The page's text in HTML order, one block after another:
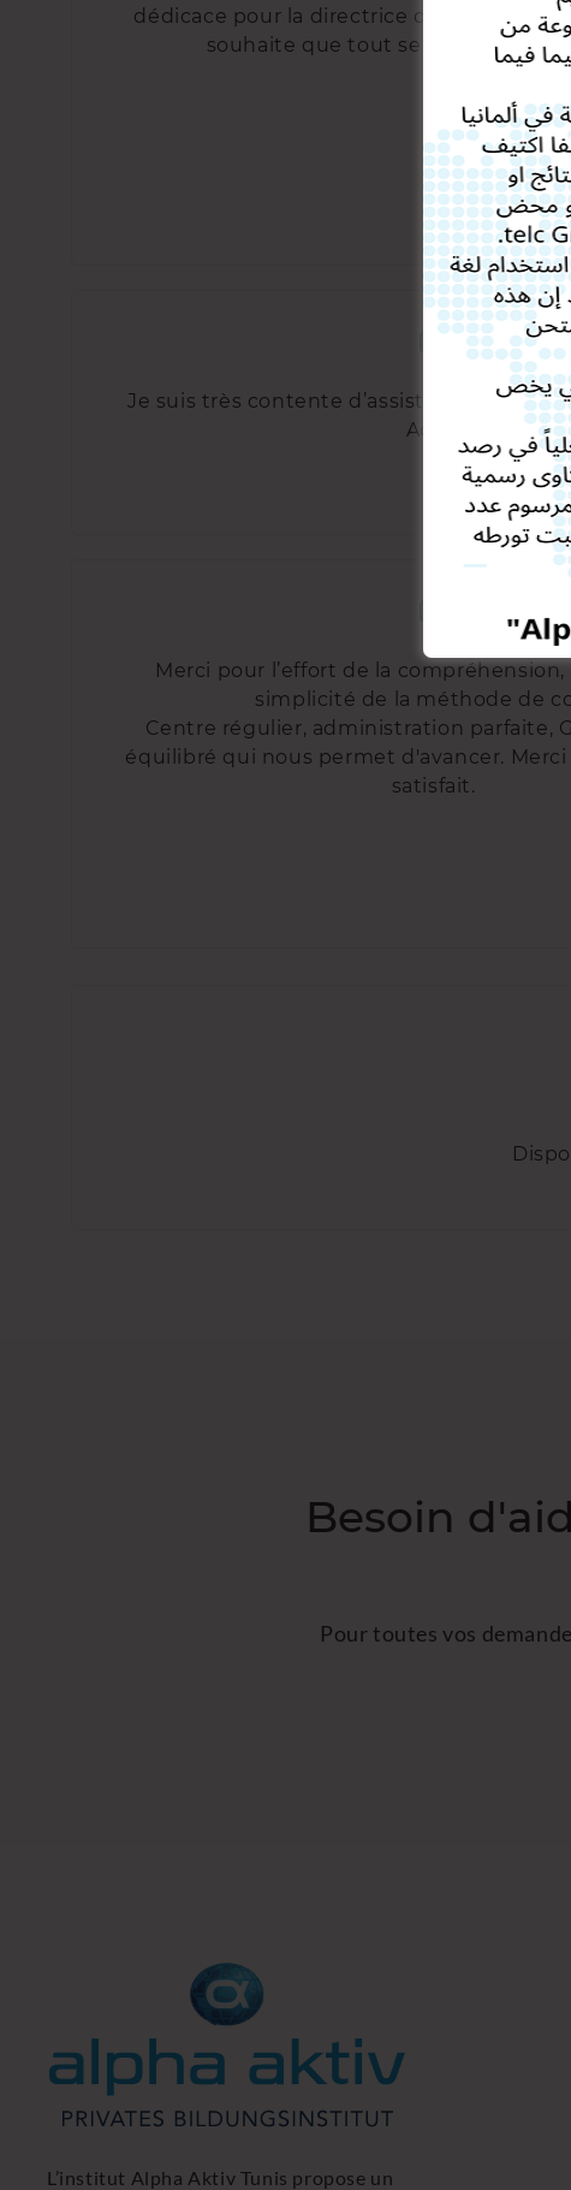
dédicace pour la directrice qui nous
souhaite que tout se passe bien
Je suis très contente d’assister au cours
Activ.
Merci pour l’effort de la
simplicité de la méthode de
Centre régulier, administration parfaite,
équilibré qui nous permet d'avancer.
satisfait.
Besoin
Pour toutes vos
L’institut Alpha Aktiv Tunis propose un